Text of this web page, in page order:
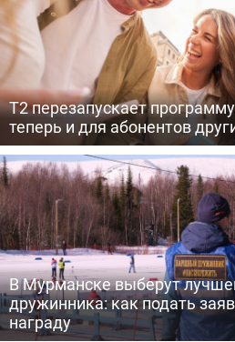
Т2 перезапускает
теперь и для абонентов
В Мурманске выберут
дружинника: как подать
награду